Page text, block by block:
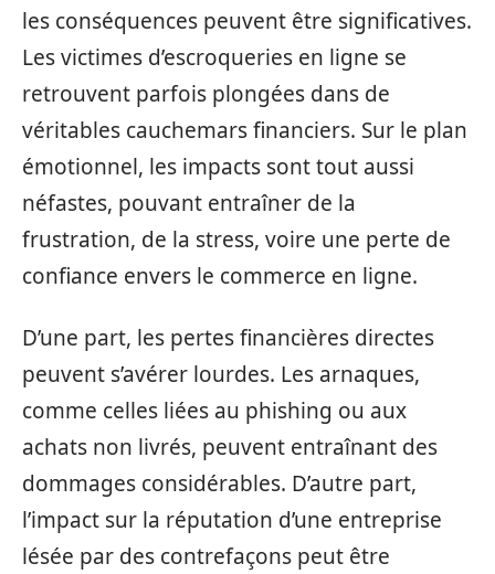
les conséquences peuvent être significatives.
Les victimes d’escroqueries en ligne se
retrouvent parfois plongées dans de
véritables cauchemars financiers. Sur le plan
émotionnel, les impacts sont tout aussi
néfastes, pouvant entraîner de la
frustration, de la stress, voire une perte de
confiance envers le commerce en ligne.
D’une part, les pertes financières directes
peuvent s’avérer lourdes. Les arnaques,
comme celles liées au phishing ou aux
achats non livrés, peuvent entraînant des
dommages considérables. D’autre part,
l’impact sur la réputation d’une entreprise
lésée par des contrefaçons peut être